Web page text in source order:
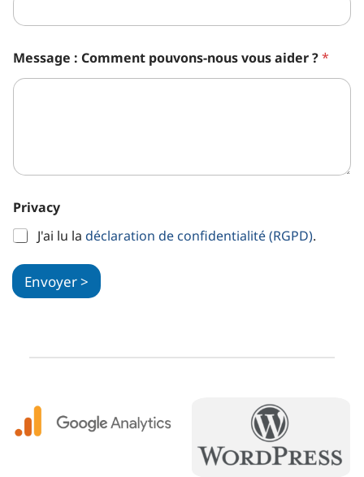
Message : Comment pouvons-nous vous aider ?*
N
o
m
Privacy
J'ai lu la déclaration de confidentialité (RGPD).
Envoyer >